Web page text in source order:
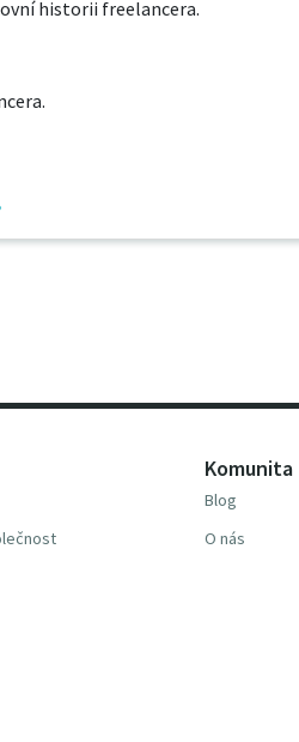
historii freelancera.
Komunita
Blog
O nás